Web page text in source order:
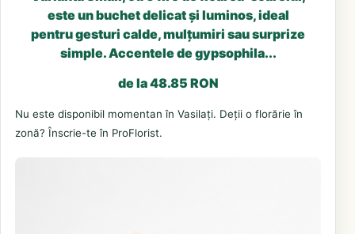
este un buchet delicat și luminos, ideal
pentru gesturi calde, mulțumiri sau surprize
simple. Accentele de gypsophila...
de la 48.85 RON
Nu este disponibil momentan în Vasilați. Deții o florărie în
zonă? Înscrie-te în ProFlorist.